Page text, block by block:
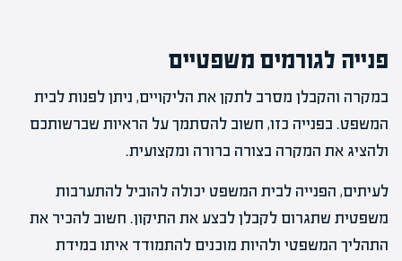
פנייה לגורמים משפטיים
במקרה והקבלן מסרב לתקן את הליקויים, ניתן לפנות לבית
המשפט. בפנייה כזו, חשוב להסתמך על הראיות שברשותכם
ולהציג את המקרה בצורה ברורה ומקצועית.
לעיתים, הפנייה לבית המשפט יכולה להוביל להתערבות
משפטית שתגרום לקבלן לבצע את התיקון. חשוב להכיר את
התהליך המשפטי ולהיות מוכנים להתמודד איתו במידת